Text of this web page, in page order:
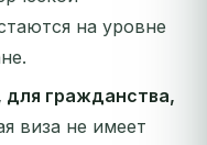
на уровне
для гражданства,
виза не имеет